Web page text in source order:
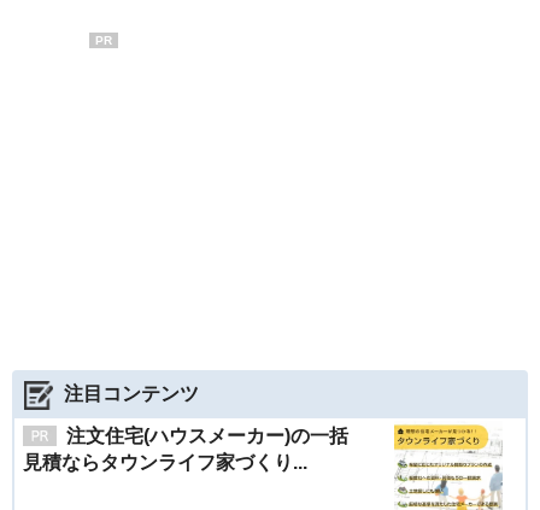
PR
注目コンテンツ
注文住宅(ハウスメーカー)の一括
見積ならタウンライフ家づくり...